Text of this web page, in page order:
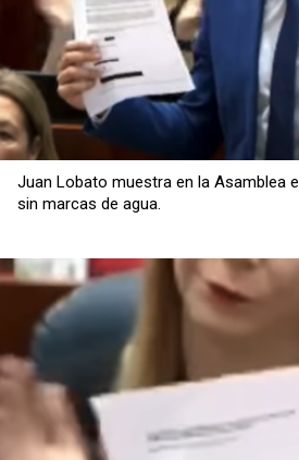
Juan Lobato muestra en la Asamblea
sin marcas de agua.